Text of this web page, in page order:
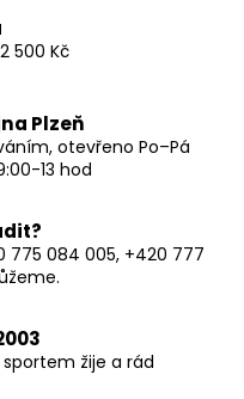
500 Kč
Plzeň
otevřeno Po–Pá
13 hod
775 084 005, +420 777
žije a rád